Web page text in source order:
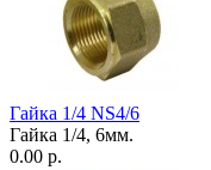
Гайка 1/4 NS4/6
Гайка 1/4, 6мм.
0.00 р.